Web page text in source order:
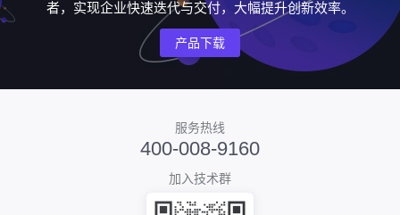
者，实现企业快速迭代与交付，大幅提升创新效率。
产品下载
服务热线
400-008-9160
加入技术群